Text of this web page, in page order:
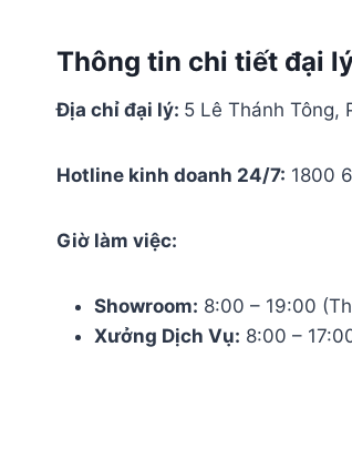
Thông tin chi tiết đại
Địa chỉ đại lý: 5 Lê Thánh Tông,
Hotline kinh doanh 24/7: 1800
Giờ làm việc:
Showroom: 8:00 – 19:00
Xưởng Dịch Vụ: 8:00 –